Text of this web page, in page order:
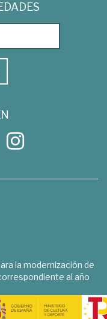
la modernización de
al año